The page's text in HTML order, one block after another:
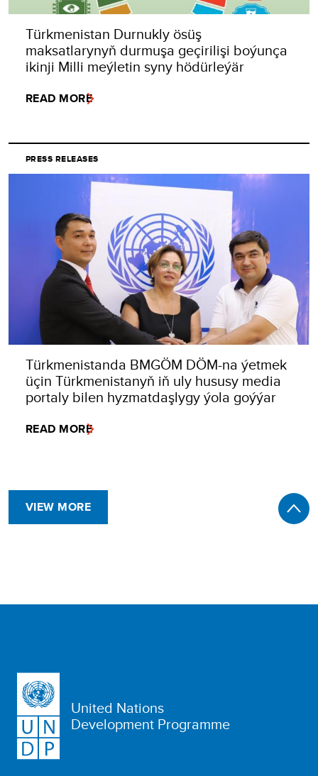
Türkmenistan Durnukly ösüş
maksatlarynyň durmuşa geçirilişi boýunça
ikinji Milli meýletin syny hödürleýär
READ MORE
PRESS RELEASES
Türkmenistanda BMGÖM DÖM-na ýetmek
üçin Türkmenistanyň iň uly hususy media
portaly bilen hyzmatdaşlygy ýola goýýar
READ MORE
VIEW MORE
United Nations
Development Programme